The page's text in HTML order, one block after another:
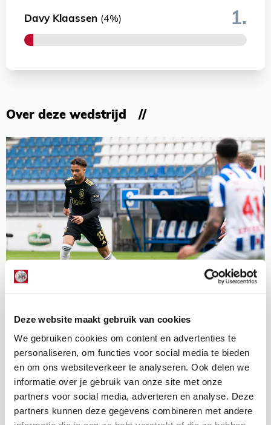
Deze website maakt gebruik van cookies
We gebruiken cookies om content en advertenties te
personaliseren, om functies voor social media te bieden
en om ons websiteverkeer te analyseren. Ook delen we
informatie over je gebruik van onze site met onze
partners voor social media, adverteren en analyse. Deze
partners kunnen deze gegevens combineren met andere
Davy Klaassen (4%) 1.
Over deze wedstrijd
Passmaps: Gemis Blind laat zich
voelen
07 april 2021 - 06:30
Zonder Daley Blind en met Devyne Rensch op het